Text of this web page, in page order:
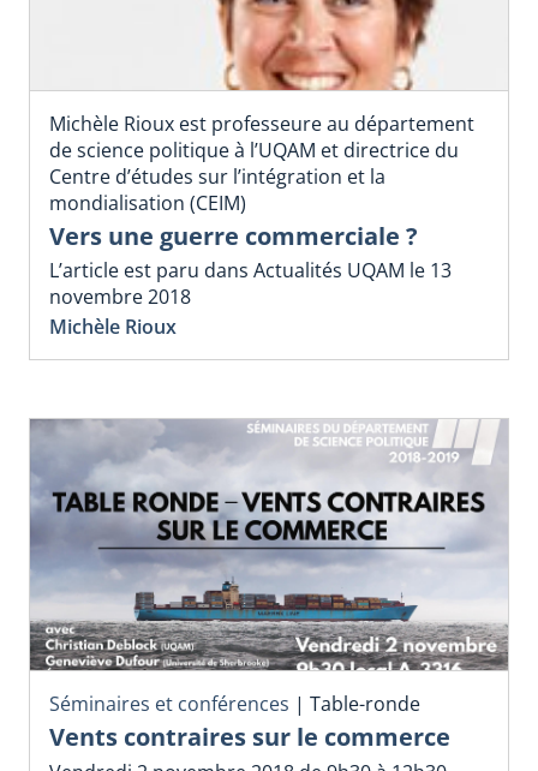
Michèle Rioux est professeure au département
de science politique à l’UQAM et directrice du
Centre d’études sur l’intégration et la
mondialisation (CEIM)
Vers une guerre commerciale ?
L’article est paru dans Actualités UQAM le 13
novembre 2018
Michèle Rioux
Séminaires et conférences | Table-ronde
Vents contraires sur le commerce